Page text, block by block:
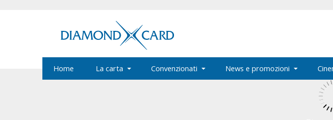
Home La carta Convenzionati News e promozioni